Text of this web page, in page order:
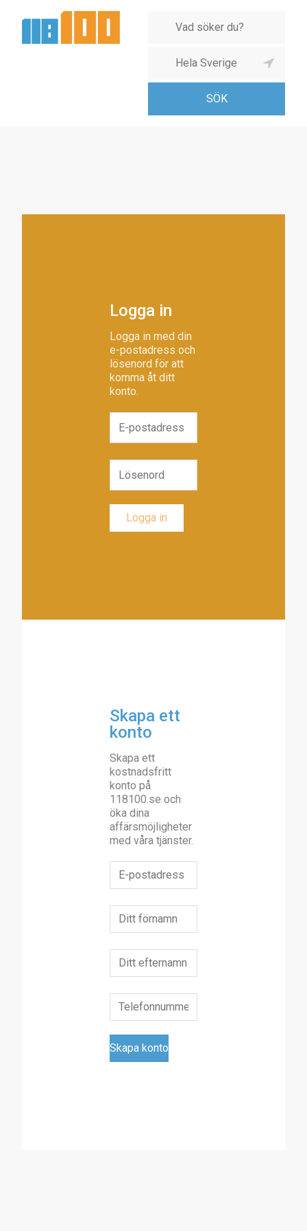
Logga in
Logga in med din
e-postadress och
lösenord för att
komma åt ditt
konto.
Skapa ett
konto
Skapa ett
kostnadsfritt
konto på
118100.se och
öka dina
affärsmöjligheter
med våra tjänster.